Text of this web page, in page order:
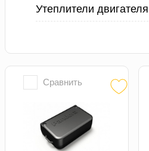
Утеплители двигателя
Сравнить